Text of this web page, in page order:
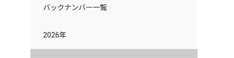
2025年
2024年
2026年
2025年
バックナンバー一覧
2026年